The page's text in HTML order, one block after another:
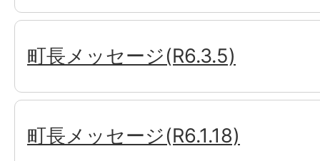
町長メッセージ(R6.3.5)
町長メッセージ(R6.1.18)